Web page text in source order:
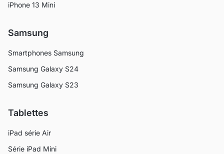
iPhone 13 Mini
Samsung
Smartphones Samsung
Samsung Galaxy S24
Samsung Galaxy S23
Tablettes
iPad série Air
Série iPad Mini